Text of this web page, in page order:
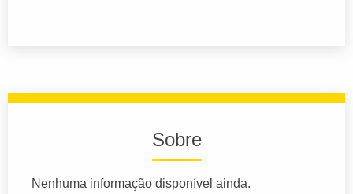
Sobre
Nenhuma informação disponível ainda.